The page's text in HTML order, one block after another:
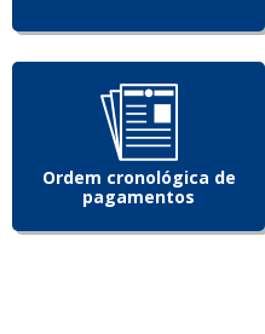
Ordem cronológica de
pagamentos